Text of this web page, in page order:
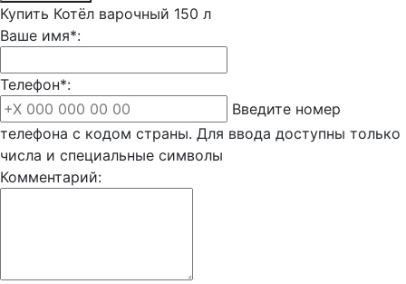
Купить Котёл варочный 150 л
Ваше имя*:
Телефон*:
Введите номер
телефона с кодом страны. Для ввода доступны только
числа и специальные символы
Комментарий: